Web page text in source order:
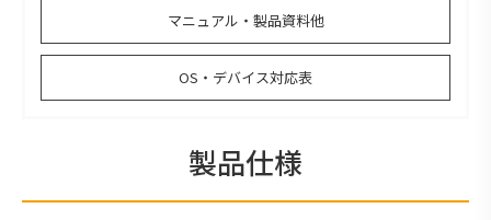
マニュアル・製品資料他
OS・デバイス対応表
製品仕様